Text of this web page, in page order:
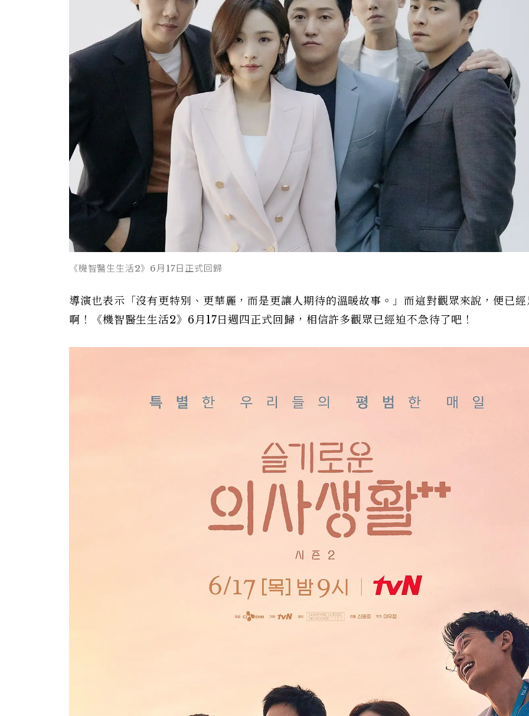
《機智醫生生活2》6月17日正式回歸
導演也表示「沒有更特別、更華麗，而是更讓人期待的溫暖故事。」而這對觀眾來說，便已
啊！《機智醫生生活2》6月17日週四正式回歸，相信許多觀眾已經迫不急待了吧！